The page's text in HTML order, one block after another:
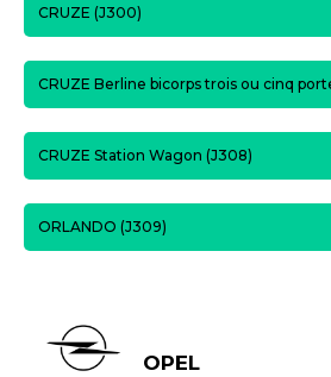
CRUZE (J300)
CRUZE Berline bicorps trois ou cinq
CRUZE Station Wagon (J308)
ORLANDO (J309)
OPEL